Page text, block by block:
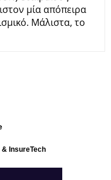
μία απόπειρα
Μάλιστα, το
& InsureTech